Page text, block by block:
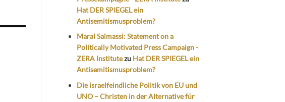
Hat DER SPIEGEL ein
Antisemitismusproblem?
Maral Salmassi: Statement on a
Politically Motivated Press Campaign -
ZERA Institutezu Hat DER SPIEGEL ein
Antisemitismusproblem?
Die israelfeindliche Politik von EU und
UNO – Christen in der Alternative für